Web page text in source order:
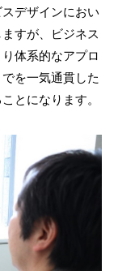
デザインにおい
すが、ビジネス
体系的なアプロ
を一気通貫した
とになります。